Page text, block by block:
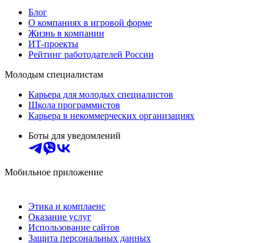
Блог
О компаниях в игровой форме
Жизнь в компании
ИТ-проекты
Рейтинг работодателей России
Молодым специалистам
Карьера для молодых специалистов
Школа программистов
Карьера в некоммерческих организациях
Боты для уведомлений
Мобильное приложение
Этика и комплаенс
Оказание услуг
Использование сайтов
Защита персональных данных